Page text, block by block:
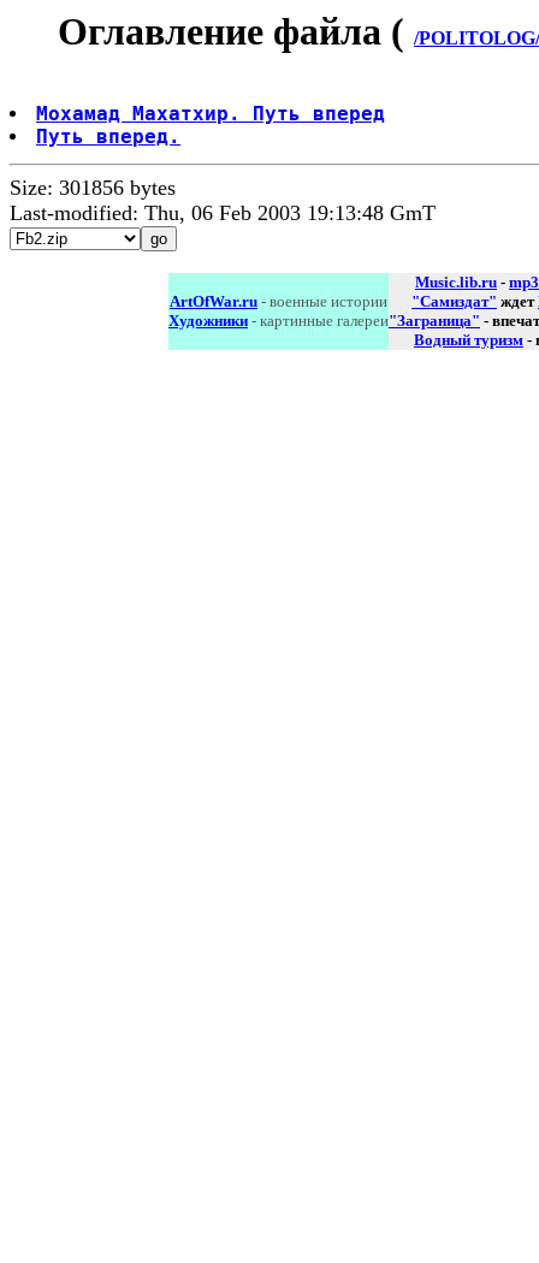
Оглавление файла ( /
Мохамад Махатхир. Путь вперед
Путь вперед.
Size: 301856 bytes
Last-modified: Thu, 06 Feb 2003 19:13:48 GmT
ArtOfWar.ru - военные истории
Художники - картинные галереи
Music.lib.ru - mp3
"Самиздат" ждет
"Заграница" -
Водный туризм -